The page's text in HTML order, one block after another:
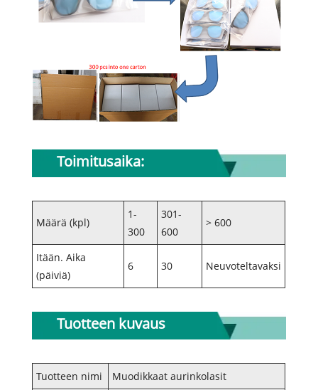
Toimitusaika:
Määrä (kpl)
1-
300
301-
600
> 600
Itään. Aika
(päiviä)
6 30 Neuvoteltavaksi
Tuotteen kuvaus
Tuotteen nimi
Muodikkaat aurinkolasit